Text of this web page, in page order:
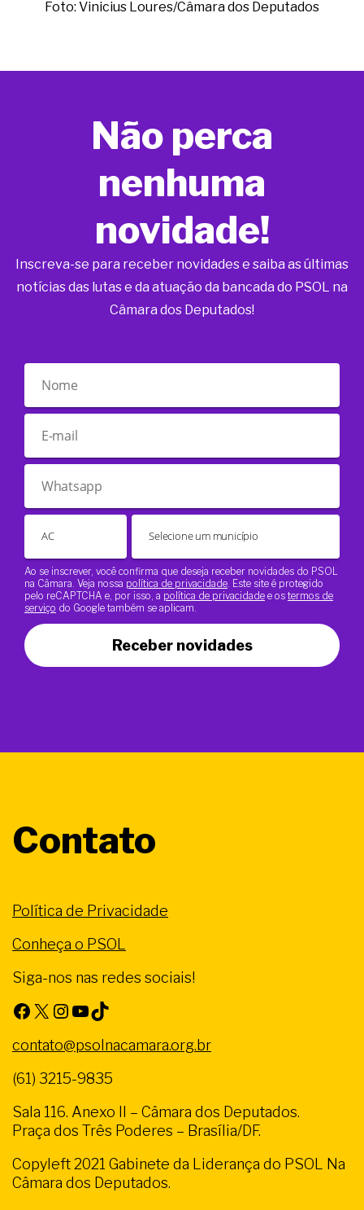
Foto: Vinicius Loures/Câmara dos Deputados
Não perca
nenhuma
novidade!
Inscreva-se para receber novidades e saiba as últimas
notícias das lutas e da atuação da bancada do PSOL na
Câmara dos Deputados!
Ao se inscrever, você confirma que deseja receber novidades do PSOL
na Câmara. Veja nossa política de privacidade. Este site é protegido
pelo reCAPTCHA e, por isso, a política de privacidade e os termos de
serviço do Google também se aplicam.
Receber novidades
Contato
Política de Privacidade
Conheça o PSOL
Siga-nos nas redes sociais!
Facebook X Instagram Youtube TikTok
contato@psolnacamara.org.br
(61) 3215-9835
Sala 116. Anexo II – Câmara dos Deputados.
Praça dos Três Poderes – Brasília/DF.
Copyleft 2021 Gabinete da Liderança do PSOL Na
Câmara dos Deputados.